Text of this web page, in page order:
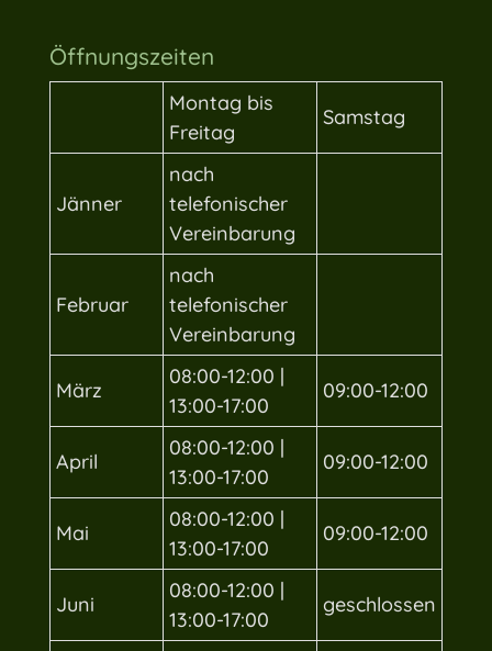
Öffnungszeiten
Montag bis
Freitag
Samstag
Jänner
nach
telefonischer
Vereinbarung
Februar
nach
telefonischer
Vereinbarung
März
08:00-12:00 |
13:00-17:00
09:00-12:00
April
08:00-12:00 |
13:00-17:00
09:00-12:00
Mai
08:00-12:00 |
13:00-17:00
09:00-12:00
Juni
08:00-12:00 |
13:00-17:00
geschlossen